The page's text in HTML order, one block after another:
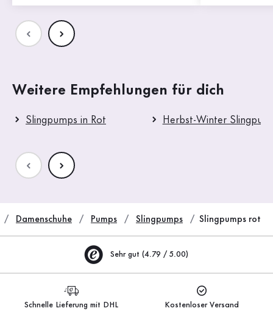
Weitere Empfehlungen für dich
Slingpumps in Rot Herbst-Winter
Damenschuhe Pumps Slingpumps Slingpumps rot
Sehr gut (4.79 / 5.00)
Schnelle Lieferung mit DHL Kostenloser Versand